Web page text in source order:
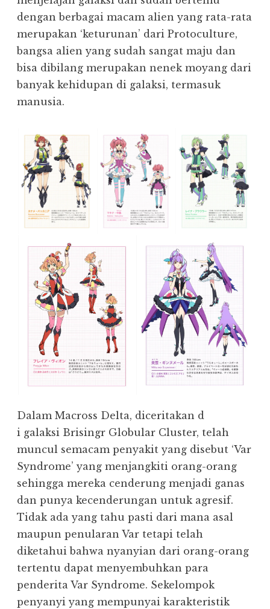
dengan berbagai macam alien yang rata-rata
merupakan ‘keturunan’ dari Protoculture,
bangsa alien yang sudah sangat maju dan
bisa dibilang merupakan nenek moyang dari
banyak kehidupan di galaksi, termasuk
manusia.
Dalam Macross Delta, diceritakan d
i galaksi Brisingr Globular Cluster, telah
muncul semacam penyakit yang disebut ‘Var
Syndrome’ yang menjangkiti orang-orang
sehingga mereka cenderung menjadi ganas
dan punya kecenderungan untuk agresif.
Tidak ada yang tahu pasti dari mana asal
maupun penularan Var tetapi telah
diketahui bahwa nyanyian dari orang-orang
tertentu dapat menyembuhkan para
penderita Var Syndrome. Sekelompok
penyanyi yang mempunyai karakteristik